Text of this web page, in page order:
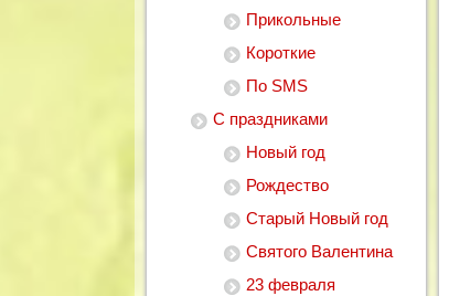
Прикольные
Короткие
По SMS
С праздниками
Новый год
Рождество
Старый Новый год
Святого Валентина
23 февраля